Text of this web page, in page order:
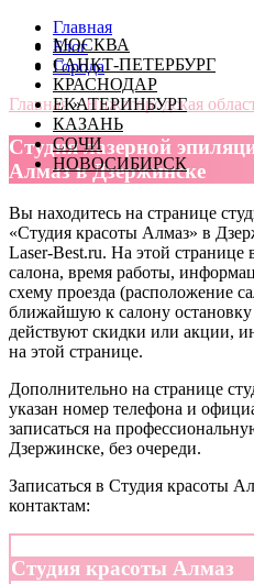
МОСКВА
САНКТ-ПЕТЕРБУРГ
КРАСНОДАР
ЕКАТЕРИНБУРГ
КАЗАНЬ
СОЧИ
НОВОСИБИРСК
Главная
Блог
Города
Главная » Нижегородская
Cтудия лазерной
Алмаз в Дзержинске
Вы находитесь на странице
«Студия красоты Алмаз» в
Laser-Best.ru. На этой странице
салона, время работы,
схему проезда (расположение
ближайшую к салону остановку
действуют скидки или акции,
на этой странице.
Дополнительно на странице
указан номер телефона и
записаться на
Дзержинске, без очереди.
Записаться в Студия красоты
контактам:
Студия красоты Алмаз